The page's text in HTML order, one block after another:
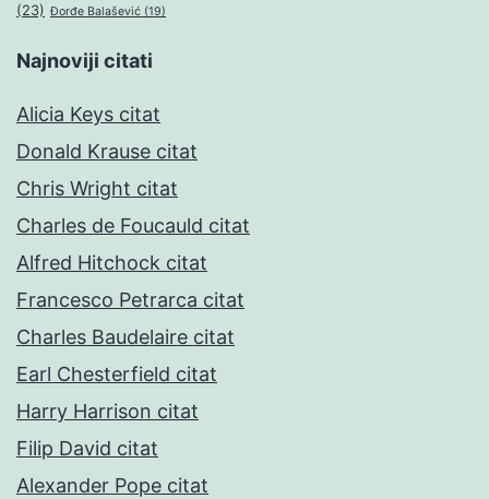
(23) Đorđe Balašević (19)
Najnoviji citati
Alicia Keys citat
Donald Krause citat
Chris Wright citat
Charles de Foucauld citat
Alfred Hitchock citat
Francesco Petrarca citat
Charles Baudelaire citat
Earl Chesterfield citat
Harry Harrison citat
Filip David citat
Alexander Pope citat